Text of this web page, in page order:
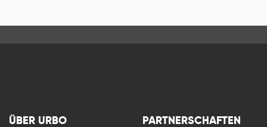
ÜBER URBO PARTNERSCHAFTEN